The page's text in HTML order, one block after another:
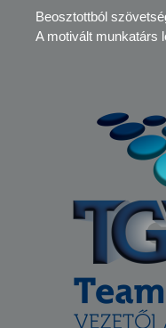
Beosztottból
A motivált munkatárs